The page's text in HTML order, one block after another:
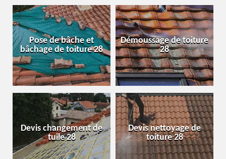
Pose de bâche et
bâchage de toiture 28
Démoussage de toiture
28
Devis changement de
tuile 28
Devis nettoyage de
toiture 28